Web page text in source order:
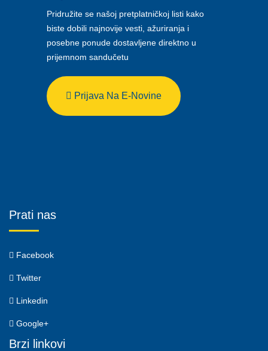
Pridružite se našoj pretplatničkoj listi kako
biste dobili najnovije vesti, ažuriranja i
posebne ponude dostavljene direktno u
prijemnom sandučetu
Prijava Na E-Novine
Prati nas
Facebook
Twitter
Linkedin
Google+
Brzi linkovi